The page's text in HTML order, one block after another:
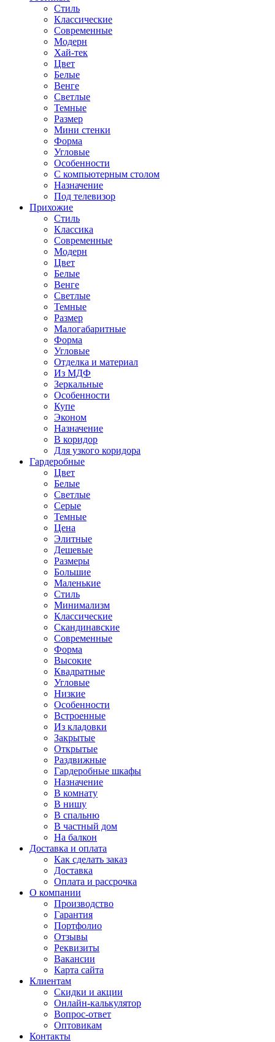
Стиль
Классические
Современные
Модерн
Хай-тек
Цвет
Белые
Венге
Светлые
Темные
Размер
Мини стенки
Форма
Угловые
Особенности
С компьютерным столом
Назначение
Под телевизор
Прихожие
Стиль
Классика
Современные
Модерн
Цвет
Белые
Венге
Светлые
Темные
Размер
Малогабаритные
Форма
Угловые
Отделка и материал
Из МДФ
Зеркальные
Особенности
Купе
Эконом
Назначение
В коридор
Для узкого коридора
Гардеробные
Цвет
Белые
Светлые
Серые
Темные
Цена
Элитные
Дешевые
Размеры
Большие
Маленькие
Стиль
Минимализм
Классические
Скандинавские
Современные
Форма
Высокие
Квадратные
Угловые
Низкие
Особенности
Встроенные
Из кладовки
Закрытые
Открытые
Раздвижные
Гардеробные шкафы
Назначение
В комнату
В нишу
В спальню
В частный дом
На балкон
Доставка и оплата
Как сделать заказ
Доставка
Оплата и рассрочка
О компании
Производство
Гарантия
Портфолио
Отзывы
Реквизиты
Вакансии
Карта сайта
Клиентам
Скидки и акции
Онлайн-калькулятор
Вопрос-ответ
Оптовикам
Контакты